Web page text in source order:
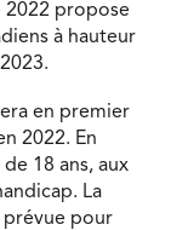
2022 propose
à hauteur
en premier
2022. En
18 ans, aux
La
pour